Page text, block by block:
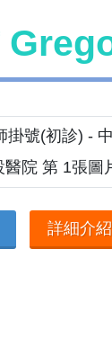
詳細介紹